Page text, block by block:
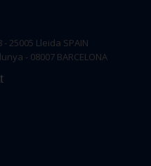
- 25005 Lleida SPAIN
- 08007 BARCELONA